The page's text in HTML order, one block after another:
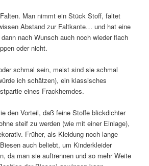
Man nimmt ein Stück Stoff, faltet
Abstand zur Faltkante… und hat eine
nach Wunsch auch noch wieder flach
oder nicht.
schmal sein, meist sind sie schmal
ich schätzen), ein klassisches
eines Frackhemdes.
den Vorteil, daß feine Stoffe blickdichter
steif zu werden (wie mit einer Einlage),
Früher, als Kleidung noch lange
auch beliebt, um Kinderkleider
da man sie auftrennen und so mehr Weite